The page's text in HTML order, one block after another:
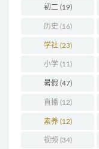
初二 (19)
历史 (16)
学社(23)
小学(11)
暑假 (47)
直播(12)
素养(12)
视频 (34)